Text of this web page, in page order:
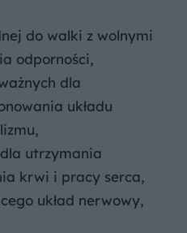
do walki z wolnymi
odporności,
dla
układu
utrzymania
krwi i pracy serca,
układ nerwowy,